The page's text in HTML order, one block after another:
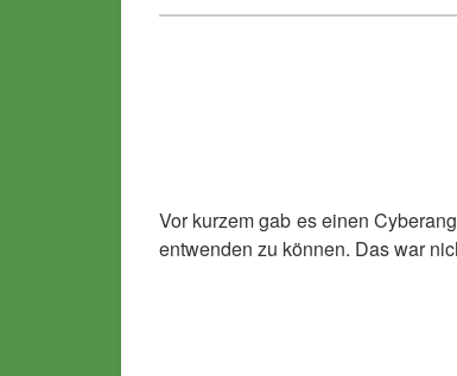
Vor kurzem gab es einen
entwenden zu können. Das war